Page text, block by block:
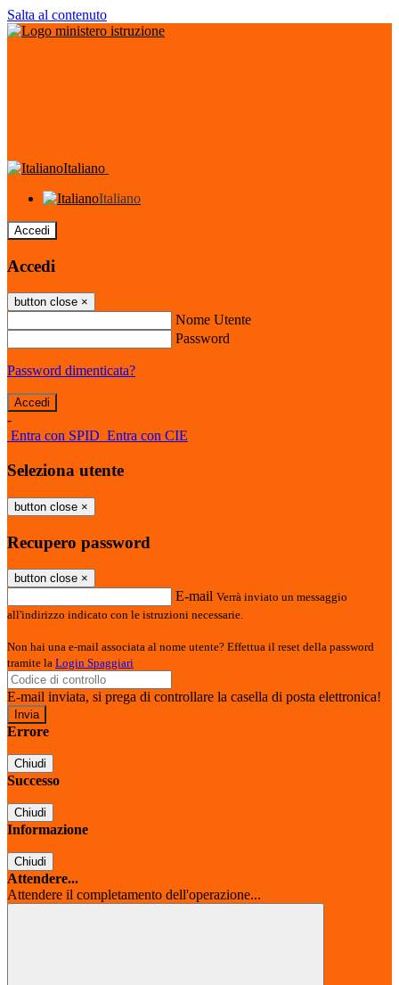
Salta al contenuto
Italiano
Italiano
Accedi
Accedi
button close ×
Nome Utente
Password
Password dimenticata?
-
Entra con SPID Entra con CIE
Seleziona utente
button close ×
Recupero password
button close ×
E-mail Verrà inviato un messaggio
all'indirizzo indicato con le istruzioni necessarie.
Non hai una e-mail associata al nome utente? Effettua il reset della password
tramite la Login Spaggiari
E-mail inviata, si prega di controllare la casella di posta elettronica!
Errore
Chiudi
Successo
Chiudi
Informazione
Chiudi
Attendere...
Attendere il completamento dell'operazione...